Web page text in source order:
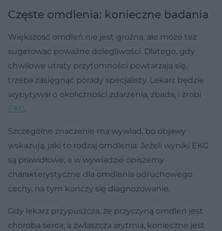
Częste omdlenia: konieczne badania
Większość omdleń nie jest groźna, ale może też
sugerować poważne dolegliwości. Dlatego, gdy
chwilowe utraty przytomności powtarzają się,
trzeba zasięgnąć porady specjalisty. Lekarz będzie
wypytywał o okoliczności zdarzenia, zbada, i zrobi
EKG.
Szczególne znaczenie ma wywiad, bo objawy
wskazują, jaki to rodzaj omdlenia. Jeżeli wyniki EKG
są prawidłowe, a w wywiadzie opiszemy
charakterystyczne dla omdlenia odruchowego
cechy, na tym kończy się diagnozowanie.
Gdy lekarz przypuszcza, że przyczyną omdleń jest
choroba serca, a zwłaszcza arytmia, konieczne jest